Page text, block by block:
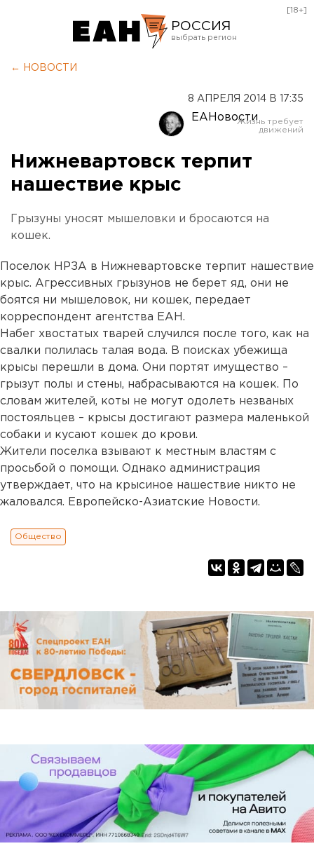
РОССИЯ
Оренбург
[18+]
← НОВОСТИ
8 АПРЕЛЯ 2014 В 17:35
ЕАНовости
Нижневартовск терпит
нашествие крыс
Грызуны уносят мышеловки и бросаются на
кошек.
Поселок НРЗА в Нижневартовске терпит нашествие
крыс. Агрессивных грызунов не берет яд, они не
боятся ни мышеловок, ни кошек, передает
корреспондент агентства ЕАН.
Набег хвостатых тварей случился после того, как на
свалки полилась талая вода. В поисках убежища
крысы перешли в дома. Они портят имущество –
грызут полы и стены, набрасываются на кошек. По
словам жителей, коты не могут одолеть незваных
постояльцев – крысы достигают размера маленькой
собаки и кусают кошек до крови.
Жители поселка взывают к местным властям с
просьбой о помощи. Однако администрация
утверждает, что на крысиное нашествие никто не
жаловался. Европейско-Азиатские Новости.
Общество